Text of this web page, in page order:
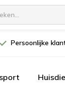
Persoonlijke